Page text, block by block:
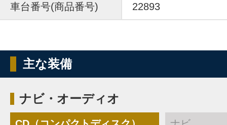
車台番号(商品番号) 22893
主な装備
ナビ・オーディオ